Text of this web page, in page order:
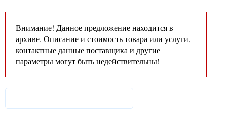
Внимание! Данное предложение находится в
архиве. Описание и стоимость товара или услуги,
контактные данные поставщика и другие
параметры могут быть недействительны!